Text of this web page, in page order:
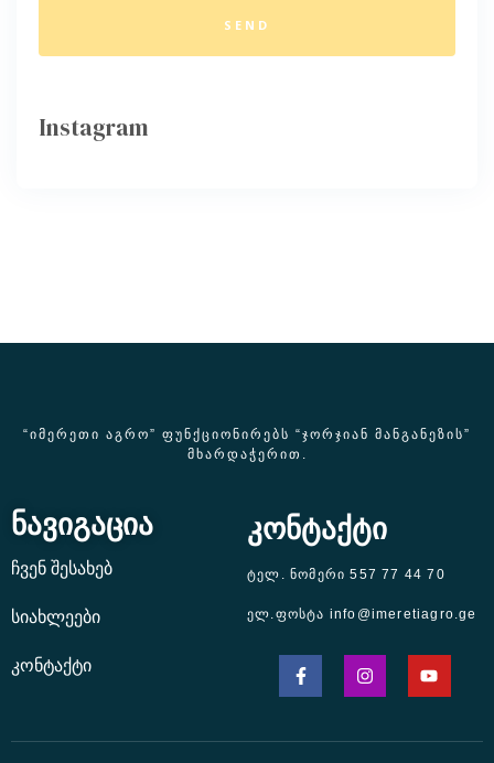
SEND
Instagram
“ᲘᲛᲔᲠᲔᲗᲘ ᲐᲒᲠᲝ” ᲤᲣᲜᲥᲪᲘᲝᲜᲘᲠᲔᲑᲡ “ᲯᲝᲠᲯᲘᲐᲜ ᲛᲐᲜᲒᲐᲜᲔᲖᲘᲡ”
ᲛᲮᲐᲠᲓᲐᲭᲔᲠᲘᲗ.
ნავიგაცია
ჩვენ შესახებ
სიახლეები
კონტაქტი
კონტაქტი
ტელ. ნომერი 557 77 44 70
ელ.ფოსტა info@imeretiagro.ge